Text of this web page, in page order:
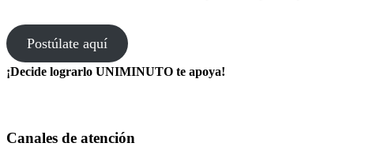
Postúlate aquí
¡Decide lograrlo UNIMINUTO te apoya!
Canales de atención